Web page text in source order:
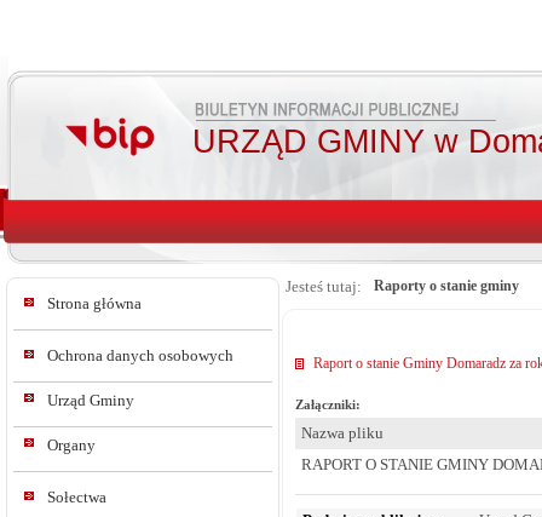
URZĄD GMINY w
Strona główna
Ochrona danych osobowych
Urząd Gminy
Organy
Sołectwa
Jesteś tutaj: Raporty o stanie gminy
Raport o stanie Gminy Domaradz za
Załączniki:
Nazwa pliku
RAPORT O STANIE GMINY